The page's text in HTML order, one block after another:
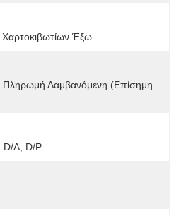
Έξω
Λαμβανόμενη (επίσημη
D/A, D/P